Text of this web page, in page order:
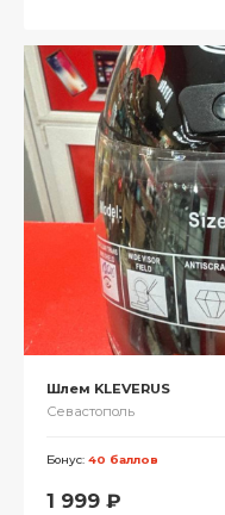
Шлем KLEVERUS
Севастополь
Бонус: 40 баллов
1 999 ₽